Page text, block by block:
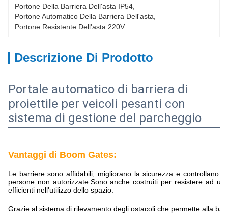
Portone Della Barriera Dell'asta IP54
Portone Automatico Della Barriera Dell'asta
Portone Resistente Dell'asta 220V
Descrizione Di Prodotto
Portale automatico di barriera di
proiettile per veicoli pesanti con
sistema di gestione del parcheggio
Vantaggi di Boom Gates:
Le barriere sono affidabili, migliorano la sicurezza e controllano
persone non autorizzate.Sono anche costruiti per resistere ad
efficienti nell'utilizzo dello spazio.
Grazie al sistema di rilevamento degli ostacoli che permette alla